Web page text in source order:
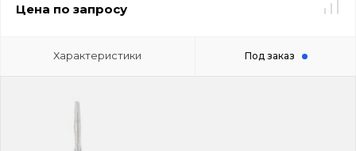
Цена по запросу
Характеристики Под заказ